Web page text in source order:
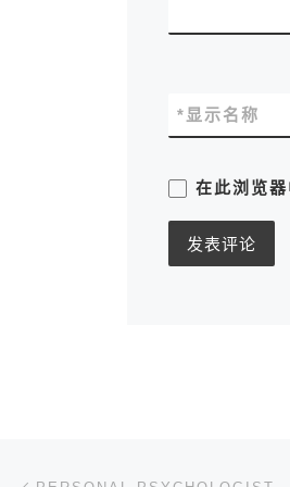
显示名称
*
在此浏览
文章导航